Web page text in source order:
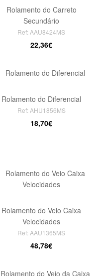
Rolamento do Carreto
Secundário
Ref: AAU8424MS
22,36€
Rolamento do Diferencial
Ref: AHU1856MS
18,70€
Rolamento do Veio Caixa
Velocidades
Ref: AAU1365MS
48,78€